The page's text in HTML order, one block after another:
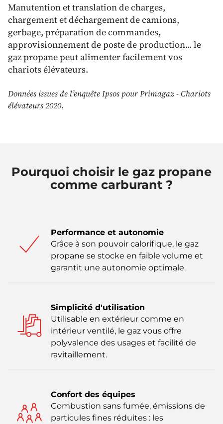
Manutention et translation de charges,
chargement et déchargement de camions,
gerbage, préparation de commandes,
approvisionnement de poste de production... le
gaz propane peut alimenter facilement vos
chariots élévateurs.
Données issues de l’enquête Ipsos pour Primagaz - Chariots
élévateurs 2020.
Pourquoi choisir le gaz propane
comme carburant ?
Performance et autonomie
Grâce à son pouvoir calorifique, le gaz
propane se stocke en faible volume et
garantit une autonomie optimale.
Simplicité d'utilisation
Utilisable en extérieur comme en
intérieur ventilé, le gaz vous offre
polyvalence des usages et facilité de
ravitaillement.
Confort des équipes
Combustion sans fumée, émissions de
particules fines réduites : les